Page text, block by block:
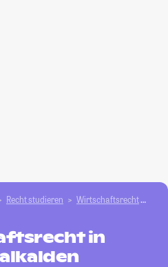
Recht studieren Wirtschaftsrecht
in